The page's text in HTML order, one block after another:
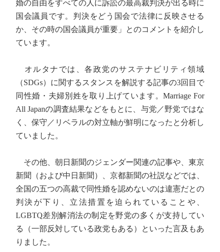
婚の自由をすべての人に訴訟の最高裁判決が出る時に
国会議員です。判決をどう国会で法律に反映させる
か、その時の国会議員が重要」とのコメントを紹介し
ています。
オルタナでは、各政党のサステナビリティ領域
（SDGs）に関するスタンスを解説する記事の3回目で
同性婚・夫婦別姓を取り上げています。Marriage For
All Japanの調査結果などをもとに、与党／野党ではな
く、保守／リベラルの対立軸が鮮明になったと分析し
ていました。
その他、朝日新聞のジェンダー関連の記事や、東京
新聞（および中日新聞）、京都新聞の社説などでは、
全国の五つの高裁で同性婚を認めないのは違憲だとの
判決が下り、立法措置を迫られていることや、
LGBTQ差別解消法の制定を野党の多くが支持してい
る（一部反対している政党もある）といった言及もあ
りました。